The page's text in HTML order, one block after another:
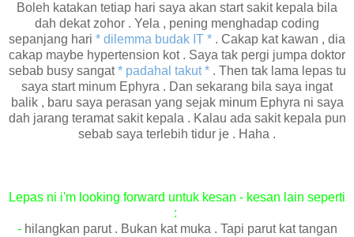
Boleh katakan tetiap hari saya akan start sakit kepala bila
dah dekat zohor . Yela , pening menghadap coding
sepanjang hari * dilemma budak IT * . Cakap kat kawan , dia
cakap maybe hypertension kot . Saya tak pergi jumpa doktor
sebab busy sangat* padahal takut *. Then tak lama lepas tu
saya start minum Ephyra . Dan sekarang bila saya ingat
balik , baru saya perasan yang sejak minum Ephyra ni saya
dah jarang teramat sakit kepala . Kalau ada sakit kepala pun
sebab saya terlebih tidur je . Haha .
Lepas ni i'm looking forward untuk kesan - kesan lain seperti
:
-hilangkan parut . Bukan kat muka . Tapi parut kat tangan